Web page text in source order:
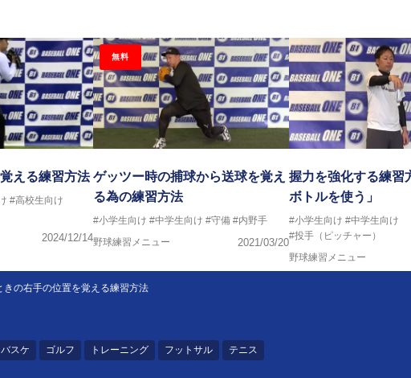
える練習方法
#高校生向け
2024/12/14
無料
ゲッツー時の捕球から送球を覚え
る為の練習方法
#小学生向け #中学生向け #守備 #内野手
野球練習メニュー
2021/03/20
握力を強化する練習
ボトルを使う」
#小学生向け #中学生向け
#投手（ピッチャー）
野球練習メニュー
きの右手の位置を覚える練習方法
バスケ ゴルフ トレーニング フットサル テニス